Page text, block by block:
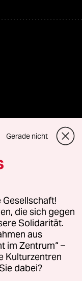
für Genehmigungen
Richtlinien
AGB
Gerade nicht
die sich gegen
Solidarität.
aus
im Zentrum“ –
Kulturzentren
dabei?